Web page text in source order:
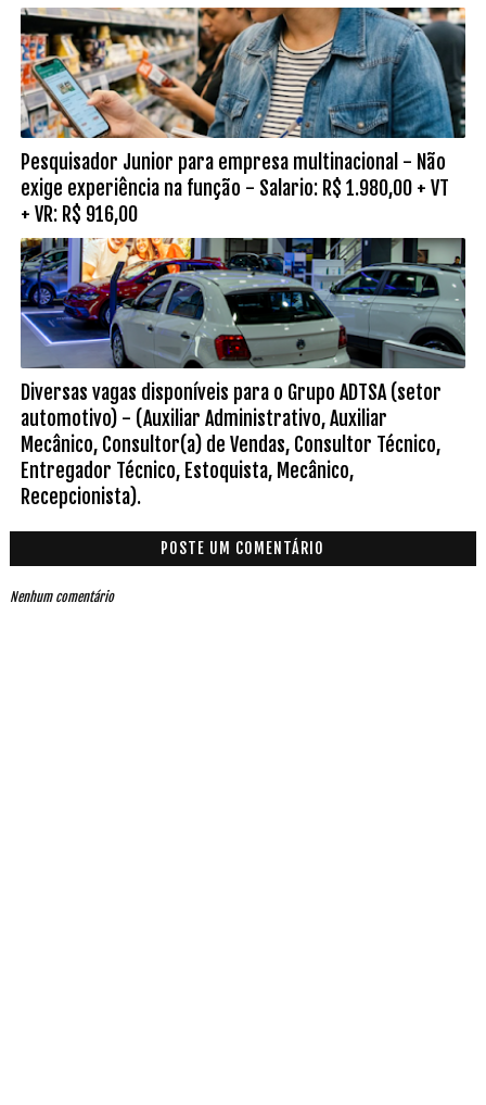
Pesquisador Junior para empresa multinacional - Não
exige experiência na função - Salario: R$ 1.980,00 + VT
+ VR: R$ 916,00
Diversas vagas disponíveis para o Grupo ADTSA (setor
automotivo) - (Auxiliar Administrativo, Auxiliar
Mecânico, Consultor(a) de Vendas, Consultor Técnico,
Entregador Técnico, Estoquista, Mecânico,
Recepcionista).
POSTE UM COMENTÁRIO
Nenhum comentário